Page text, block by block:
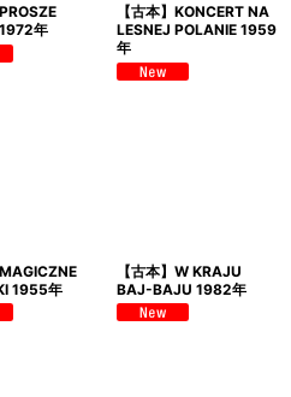
年
【古本】KONCERT NA
LESNEJ POLANIE 1959
年
MAGICZNE
1955年
【古本】W KRAJU
BAJ-BAJU 1982年